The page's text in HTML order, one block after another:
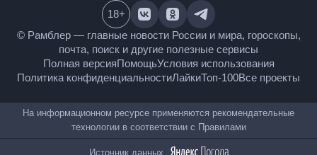
© Рамблер — главные новости России и мира,
гороскопы, почта, поиск и другие полезные сервисы
Полная версияПомощьУсловия использования
Политика конфиденциальностиЛайкиТоп-100
Все проекты
18+
На информационном ресурсе применяются
рекомендательные технологии в соответствии сПравилами